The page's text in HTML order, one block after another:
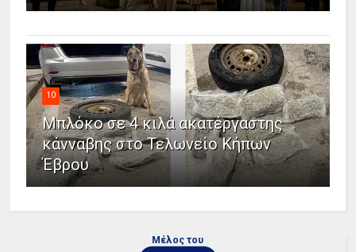
10
Μπλόκο σε 4 κιλά ακατέργαστης
κάνναβης στο Τελωνείο Κήπων
Έβρου
Μέλος του